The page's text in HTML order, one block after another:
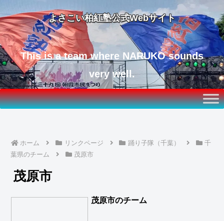
よさこい柏紅塾公式Webサイト
This is a team where NARUKO sounds
very well.
ホーム リンクページ 踊り子隊（千葉）
千
葉県のチーム
茂原市
茂原市
茂原市のチーム